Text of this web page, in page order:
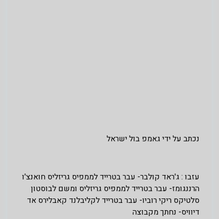
נכתב על ידי גאמפ בול ישראל
עזבו : ג'ראד קולבר- עבר בטרייד לממפיס גריזליס חואנצ'ו
הרננגומז- עבר בטרייד לממפיס גריזליס ומשם לבוסטון
סלטיקס ריקי רוביו- עבר בטרייד לקליבלנד קאבלירס אד
דיוויס- נחתך מקבוצה